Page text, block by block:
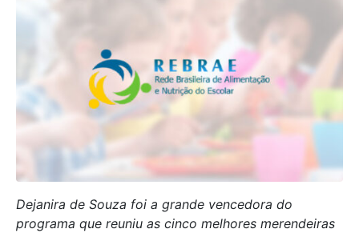
Dejanira de Souza foi a grande vencedora do
programa que reuniu as cinco melhores merendeiras